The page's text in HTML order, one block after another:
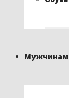
Мужчинам